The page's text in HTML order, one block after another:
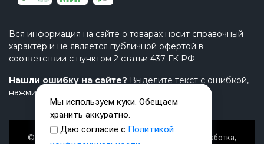
Вся информация на сайте о товарах носит справочный
характер и не является публичной офертой в
соответствии с пунктом 2 статьи 437 ГК РФ
Нашли ошибку на сайте? Выделите текст с ошибкой,
нажмите Ctrl+Enter и напишите нам.
© Завод TimeTrial (ТаймТриал) - производство, разработка,
Мы используем куки. Обещаем
хранить аккуратно.
Даю согласие с Политикой